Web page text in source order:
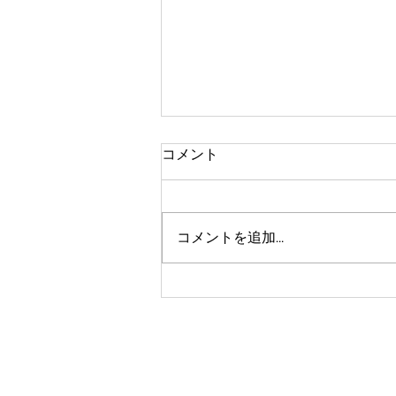
雑木の整備
コメント
コメントを追加…